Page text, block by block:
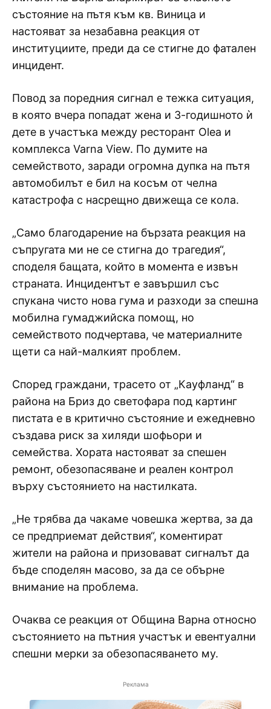
състояние на пътя към кв. Виница и
настояват за незабавна реакция от
институциите, преди да се стигне до фатален
инцидент.
Повод за поредния сигнал е тежка ситуация,
в която вчера попадат жена и 3-годишното ѝ
дете в участъка между ресторант Olea и
комплекса Varna View. По думите на
семейството, заради огромна дупка на пътя
автомобилът е бил на косъм от челна
катастрофа с насрещно движеща се кола.
„Само благодарение на бързата реакция на
съпругата ми не се стигна до трагедия“,
споделя бащата, който в момента е извън
страната. Инцидентът е завършил със
спукана чисто нова гума и разходи за спешна
мобилна гумаджийска помощ, но
семейството подчертава, че материалните
щети са най-малкият проблем.
Според граждани, трасето от „Кауфланд“ в
района на Бриз до светофара под картинг
пистата е в критично състояние и ежедневно
създава риск за хиляди шофьори и
семейства. Хората настояват за спешен
ремонт, обезопасяване и реален контрол
върху състоянието на настилката.
„Не трябва да чакаме човешка жертва, за да
се предприемат действия“, коментират
жители на района и призовават сигналът да
бъде споделян масово, за да се обърне
внимание на проблема.
Очаква се реакция от Община Варна относно
състоянието на пътния участък и евентуални
спешни мерки за обезопасяването му.
Реклама